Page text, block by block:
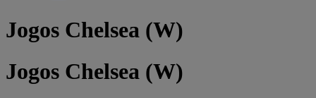
Jogos Chelsea (W)
Jogos Chelsea (W)